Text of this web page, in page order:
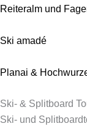
Reiteralm und
Ski amadé
Planai &
Ski- & Splitboard
Ski- und